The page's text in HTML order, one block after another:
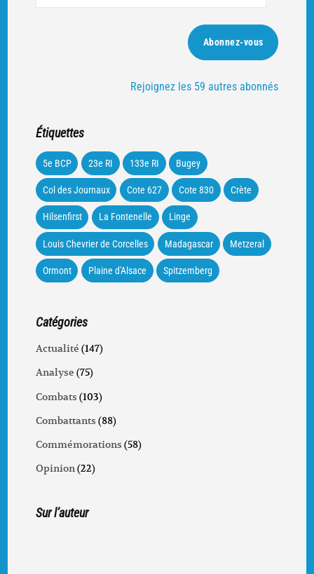
Abonnez-vous
Rejoignez les 59 autres abonnés
Étiquettes
5e BCP 23e RI 133e RI Bugey
Col des Journaux Cote 627 Cote 830 Crète
Hilsenfirst La Fontenelle Linge
Louis Chevrier de Corcelles Madagascar Metzeral
Ormont Plaine d'Alsace Spitzemberg
Catégories
Actualité (147)
Analyse (75)
Combats (103)
Combattants (88)
Commémorations (58)
Opinion(22)
Sur l’auteur